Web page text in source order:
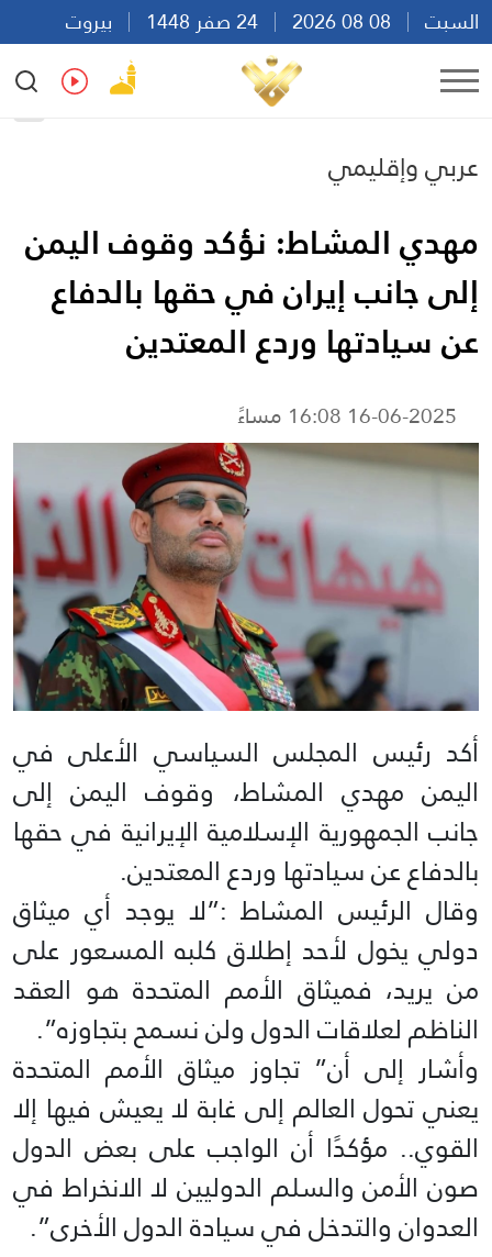
السبت
بيروت
14:24
Ar
عربي وإقليمي
مهدي المشاط: نؤكد وقوف اليمن
إلى جانب إيران في حقها بالدفاع
عن سيادتها وردع المعتدين
16-06-2025 16:08 مساءً
أكد رئيس المجلس السياسي الأعلى في
اليمن مهدي المشاط، وقوف اليمن إلى
جانب الجمهورية الإسلامية الإيرانية في حقها
بالدفاع عن سيادتها وردع المعتدين.
وقال الرئيس المشاط :”لا يوجد أي ميثاق
دولي يخول لأحد إطلاق كلبه المسعور على
من يريد، فميثاق الأمم المتحدة هو العقد
الناظم لعلاقات الدول ولن نسمح بتجاوزه”.
وأشار إلى أن” تجاوز ميثاق الأمم المتحدة
يعني تحول العالم إلى غابة لا يعيش فيها إلا
القوي.. مؤكدًا أن الواجب على بعض الدول
صون الأمن والسلم الدوليين لا الانخراط في
العدوان والتدخل في سيادة الدول الأخرى”.